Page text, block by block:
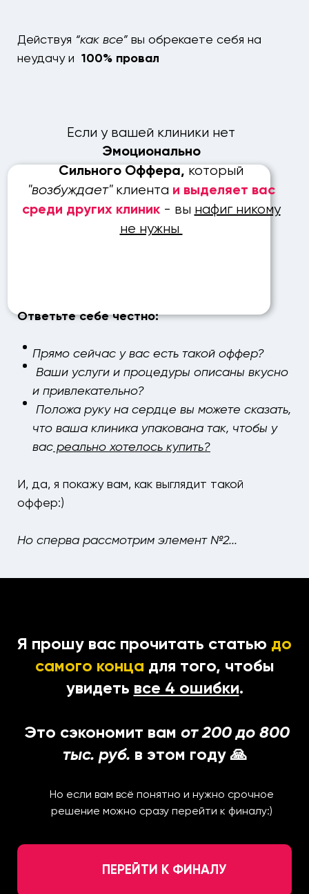
Действуя “как все” вы обрекаете себя на
неудачу и 100% провал
Если у вашей клиники нет
Эмоционально
Сильного Оффера, который
"возбуждает"клиента и выделяет вас
среди других клиник- вы нафиг никому
не нужны
Ответьте себе честно:
Прямо сейчас у вас есть такой оффер?
Ваши услуги и процедуры описаны вкусно
и привлекательно?
Положа руку на сердце вы можете сказать,
что ваша клиника упакована так, чтобы у
вас реально хотелось купить?
И, да, я покажу вам, как выглядит такой
оффер:)
Но сперва рассмотрим элемент №2...
Я прошу вас прочитать статью до
самого конца для того, чтобы
увидеть все 4 ошибки.
Это сэкономит вам от 200 до 800
тыс. руб. в этом году 🙏
Но если вам всё понятно и нужно срочное
решение можно сразу перейти к финалу:)
ПЕРЕЙТИ К ФИНАЛУ